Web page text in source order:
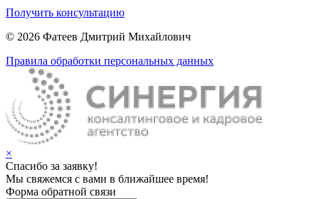
Получить консультацию
© 2026 Фатеев Дмитрий Михайлович
Правила обработки персональных данных
×
Спасибо за заявку!
Мы свяжемся с вами в ближайшее время!
Форма обратной связи